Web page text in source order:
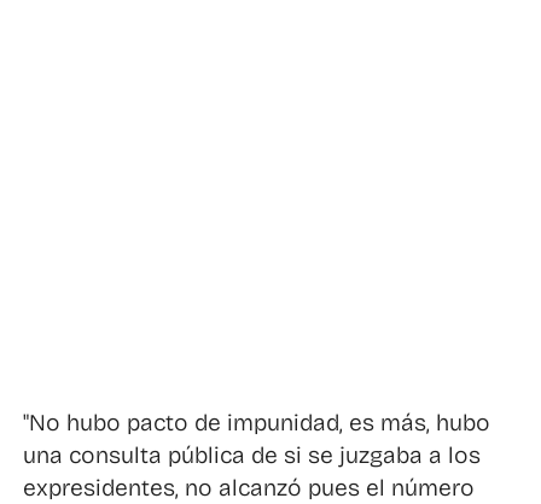
"No hubo pacto de impunidad, es más, hubo
una consulta pública de si se juzgaba a los
expresidentes, no alcanzó pues el número